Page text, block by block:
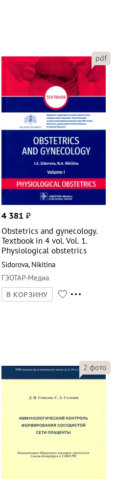
pdf
4 381 ₽
Obstetrics and gynecology.
Textbook in 4 vol. Vol. 1.
Physiological obstetrics
Sidorova, Nikitina
ГЭОТАР-Медиа
В КОРЗИНУ
2 фото